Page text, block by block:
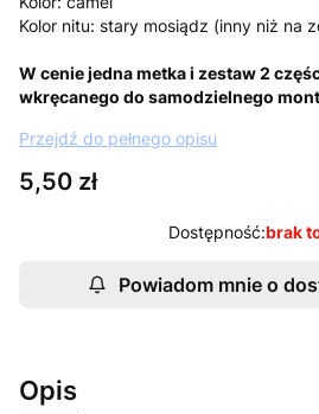
Kolor nitu: stary mosiądz (inny niż na
W cenie jedna metka i zestaw 2
wkręcanego do samodzielnego
Przejdź do pełnego opisu
Cena
5,50 zł
Dostępność:brak
Powiadom mnie o
Opis